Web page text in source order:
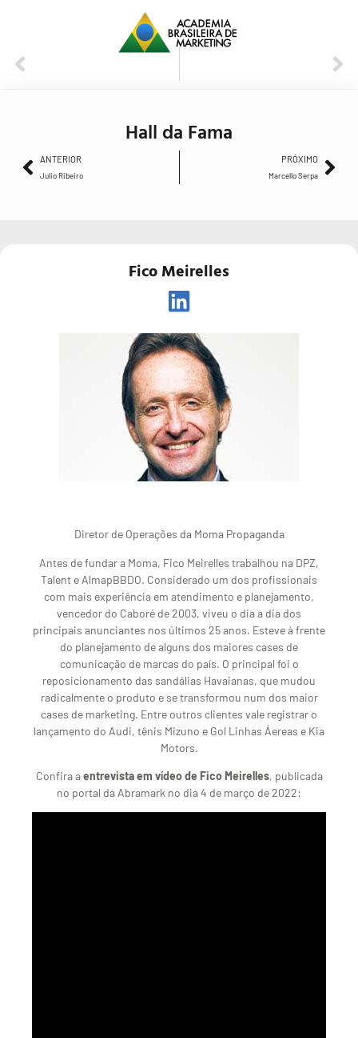
Hall da Fama
ANTERIOR
Julio Ribeiro
PRÓXIMO
Marcello Serpa
Fico Meirelles
Diretor de Operações da Moma Propaganda
Antes de fundar a Moma, Fico Meirelles trabalhou na DPZ,
Talent e AlmapBBDO. Considerado um dos profissionais
com mais experiência em atendimento e planejamento,
vencedor do Caboré de 2003, viveu o dia a dia dos
principais anunciantes nos últimos 25 anos. Esteve à frente
do planejamento de alguns dos maiores cases de
comunicação de marcas do país. O principal foi o
reposicionamento das sandálias Havaianas, que mudou
radicalmente o produto e se transformou num dos maior
cases de marketing. Entre outros clientes vale registrar o
lançamento do Audi, tênis Mizuno e Gol Linhas Áereas e Kia
Motors.
Confira aentrevista em vídeo de Fico Meirelles, publicada
no portal da Abramark no dia 4 de março de 2022: